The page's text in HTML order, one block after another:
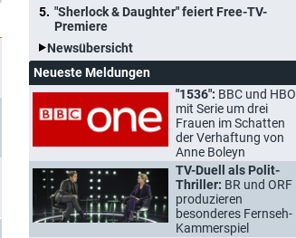
"Sherlock & Daughter" feiert Free-TV-
Premiere
Newsübersicht
Neueste Meldungen
"1536": BBC und HBO
mit Serie um drei
Frauen im Schatten
der Verhaftung von
Anne Boleyn
TV-Duell als Polit-
Thriller: BR und ORF
produzieren
besonderes Fernseh-
Kammerspiel